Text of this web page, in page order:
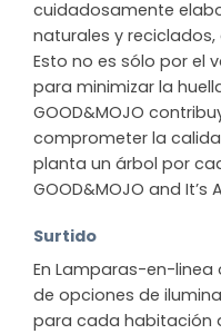
cuidadosamente
naturales y
Esto no es sólo por el
para minimizar la
GOOD&MOJO
comprometer la
planta un árbol por
GOOD&MOJO and It’s
Surtido
En Lamparas-en-
de opciones de
para cada habitación